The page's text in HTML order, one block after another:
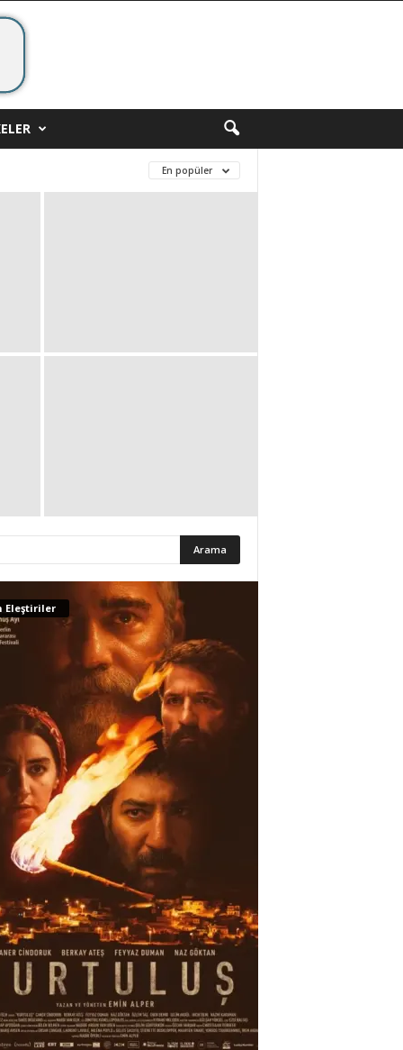
En popüler
Eleştiriler